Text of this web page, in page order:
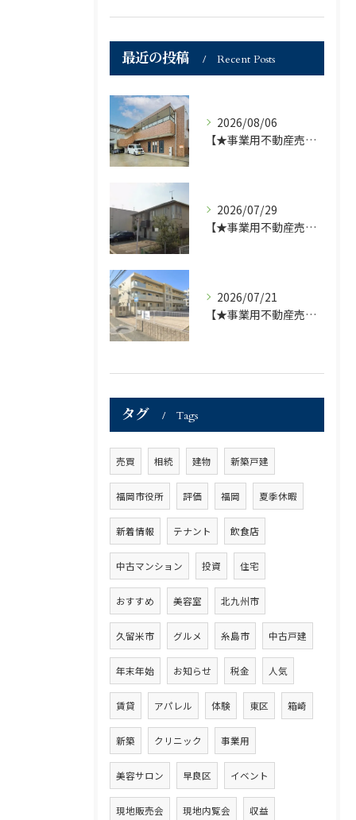
最近の投稿 Recent Posts
2026/08/06
【★事業用不動産売買仲介専門部署より★】福岡市の不動産｜株式会社ランドマーク●1棟収益物件・価格が下がりました！！●
2026/07/29
【★事業用不動産売買仲介専門部署より★】福岡市の不動産｜株式会社ランドマーク ●収益物件 「D-roomアネシス」価格改定のお知らせ●
2026/07/21
【★事業用不動産売買仲介専門部署より★】福岡市の不動産｜株式会社ランドマーク ●収益物件「D-room笹丘」●
タグ Tags
売買 相続 建物 新築戸建
福岡市役所 評価 福岡 夏季休暇
新着情報 テナント 飲食店
中古マンション 投資 住宅
おすすめ 美容室 北九州市
久留米市 グルメ 糸島市 中古戸建
年末年始 お知らせ 税金 人気
賃貸 アパレル 体験 東区 箱崎
新築 クリニック 事業用
美容サロン 早良区 イベント
現地販売会 現地内覧会 収益